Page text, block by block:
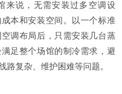
来说，无需安装过多空调设
本和安装空间。以一个标准
调布局后，只需安装几台蒸
足整个场馆的制冷需求，避
路复杂、维护困难等问题。